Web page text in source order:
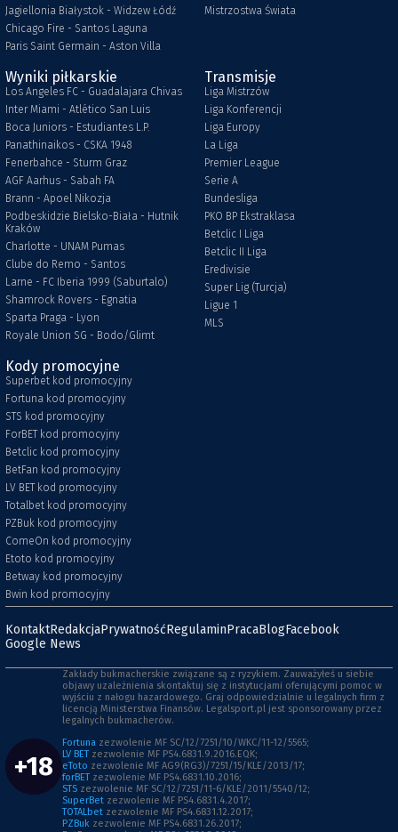
Jagiellonia Białystok - Widzew Łódź
Chicago Fire - Santos Laguna
Paris Saint Germain - Aston Villa
Mistrzostwa Świata
Wyniki piłkarskie
Los Angeles FC - Guadalajara Chivas
Inter Miami - Atlético San Luis
Boca Juniors - Estudiantes L.P.
Panathinaikos - CSKA 1948
Fenerbahce - Sturm Graz
AGF Aarhus - Sabah FA
Brann - Apoel Nikozja
Podbeskidzie Bielsko-Biała - Hutnik
Kraków
Charlotte - UNAM Pumas
Clube do Remo - Santos
Larne - FC Iberia 1999 (Saburtalo)
Shamrock Rovers - Egnatia
Sparta Praga - Lyon
Royale Union SG - Bodo/Glimt
Transmisje
Liga Mistrzów
Liga Konferencji
Liga Europy
La Liga
Premier League
Serie A
Bundesliga
PKO BP Ekstraklasa
Betclic I Liga
Betclic II Liga
Eredivisie
Super Lig (Turcja)
Ligue 1
MLS
Kody promocyjne
Superbet kod promocyjny
Fortuna kod promocyjny
STS kod promocyjny
ForBET kod promocyjny
Betclic kod promocyjny
BetFan kod promocyjny
LV BET kod promocyjny
Totalbet kod promocyjny
PZBuk kod promocyjny
ComeOn kod promocyjny
Etoto kod promocyjny
Betway kod promocyjny
Bwin kod promocyjny
KontaktRedakcjaPrywatnośćRegulaminPracaBlogFacebook
Google News
+18
Zakłady bukmacherskie związane są z ryzykiem. Zauważyłeś u siebie
objawy uzależnienia skontaktuj się z instytucjami oferującymi pomoc w
wyjściu z nałogu hazardowego. Graj odpowiedzialnie u legalnych firm z
licencją Ministerstwa Finansów. Legalsport.pl jest sponsorowany przez
legalnych bukmacherów.
Fortuna zezwolenie MF SC/12/7251/10/WKC/11-12/5565;
LV BET zezwolenie MF PS4.6831.9.2016.EQK;
eToto zezwolenie MF AG9(RG3)/7251/15/KLE/2013/17;
forBET zezwolenie MF PS4.6831.10.2016;
STS zezwolenie MF SC/12/7251/11-6/KLE/2011/5540/12;
SuperBet zezwolenie MF PS4.6831.4.2017;
TOTALbet zezwolenie MF PS4.6831.12.2017;
PZBuk zezwolenie MF PS4.6831.26.2017;